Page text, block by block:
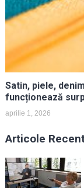
Satin, piele,
funcționează
aprilie 1, 2026
Articole